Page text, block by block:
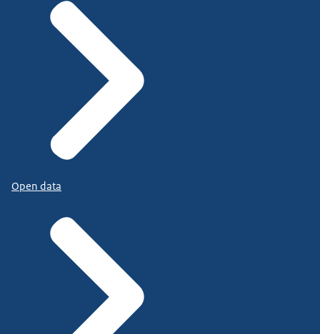
Open data